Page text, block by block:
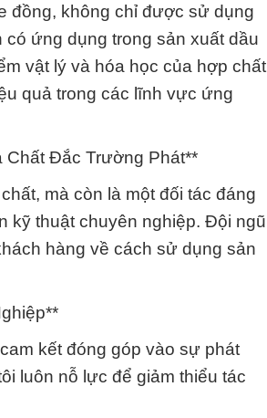
đồng, không chỉ được sử dụng
ứng dụng trong sản xuất dầu
vật lý và hóa học của hợp chất
quả trong các lĩnh vực ứng
Chất Đắc Trường Phát**
mà còn là một đối tác đáng
kỹ thuật chuyên nghiệp. Đội ngũ
hàng về cách sử dụng sản
kết đóng góp vào sự phát
luôn nỗ lực để giảm thiểu tác